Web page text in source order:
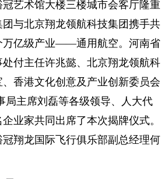
艺术馆大楼三楼城市会客厅隆重
与北京翔龙领航科技集团携手共
万亿级产业——通用航空。河南省
处付主任许兆懿、北京翔龙领航科
香港文化创意及产业创新委员会
局主席刘磊等各级领导、人大代
业家共同出席了本次揭牌仪式。
翔龙国际飞行俱乐部副总经理何